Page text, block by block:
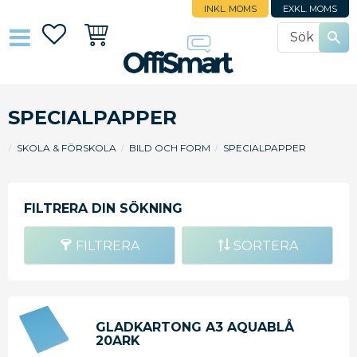
INKL. MOMS EXKL. MOMS
FavoriterKundvagn
SPECIALPAPPER
SKOLA & FÖRSKOLA BILD OCH FORM SPECIALPAPPER
FILTRERA SORTERA
GLADKARTONG A3 AQUABLÅ
20ARK